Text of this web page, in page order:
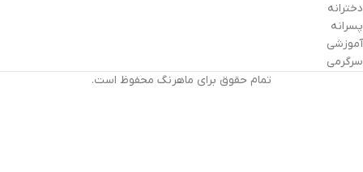
دخترانه
پسرانه
آموزشی
سرگرمی
تمام حقوق برای ماهرنگ محفوظ است.